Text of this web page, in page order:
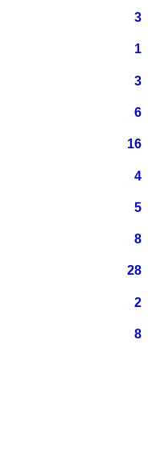
3
1
3
6
16
4
5
8
28
2
8